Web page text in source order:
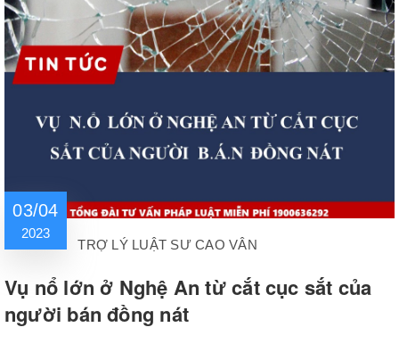
03/04
2023
TRỢ LÝ LUẬT SƯ CAO VÂN
Vụ nổ lớn ở Nghệ An từ cắt cục sắt của
người bán đồng nát